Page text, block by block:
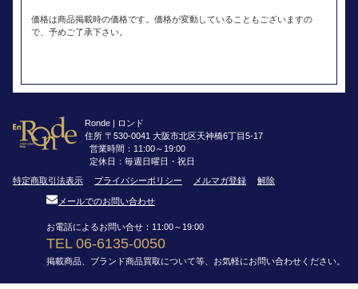
価格は商品掲載時の価格です。価格が変動していることもございますの
で、予めご了承下さい。
Ronde | ロンド
住所 〒530-0041 大阪市北区天神橋6丁目5-17
営業時間：11:00～19:00
定休日：毎週日曜日・祝日
特定商取引法表示
プライバシーポリシー メルマガ登録 解除
メールでのお問い合わせ
お電話によるお問い合せ：11:00～19:00
TEL 06-6135-0050
掲載商品、ブランド商品買取について等、お気軽にお問い合わせください。